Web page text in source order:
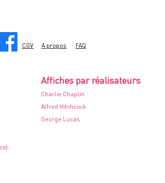
CGV A propos FAQ
Affiches par réalisateurs
Charlie Chaplin
Alfred Hitchcock
George Lucas